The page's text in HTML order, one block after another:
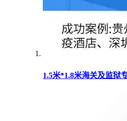
1.5米*1.8米海关及监狱